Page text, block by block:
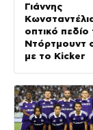
Γιάννης
οπτικό πεδίο
Ντόρτμουντ
με το Kicker